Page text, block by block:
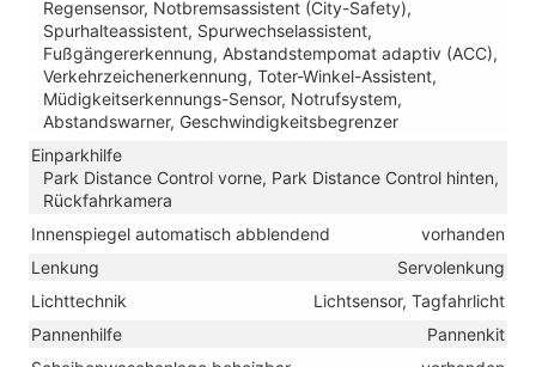
Regensensor, Notbremsassistent (City-Safety),
Spurhalteassistent, Spurwechselassistent,
Fußgängererkennung, Abstandstempomat adaptiv (ACC),
Verkehrzeichenerkennung, Toter-Winkel-Assistent,
Müdigkeitserkennungs-Sensor, Notrufsystem,
Abstandswarner, Geschwindigkeitsbegrenzer
Einparkhilfe
Park Distance Control vorne, Park Distance Control hinten,
Rückfahrkamera
Innenspiegel automatisch abblendend
vorhanden
Lenkung
Servolenkung
Lichttechnik
Lichtsensor, Tagfahrlicht
Pannenhilfe
Pannenkit